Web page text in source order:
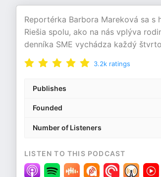
Reportérka Barbora Mareková sa
Riešia spolu, ako na nás vplýva
denníka SME vychádza každý
3.2k ratings
Publishes
Founded
Number of Listeners
LISTEN TO THIS PODCAST